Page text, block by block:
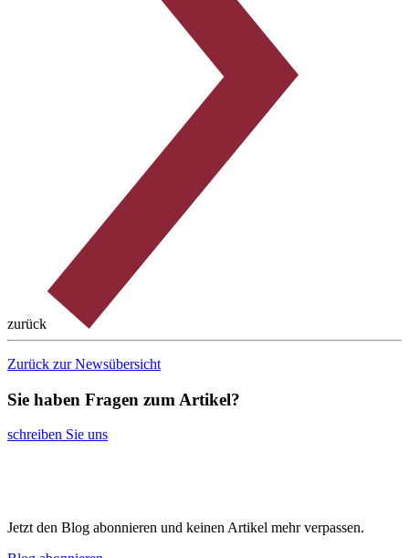
zurück
Zurück zur Newsübersicht
Sie haben Fragen zum Artikel?
schreiben Sie uns
Jetzt den Blog abonnieren und keinen Artikel mehr verpassen.